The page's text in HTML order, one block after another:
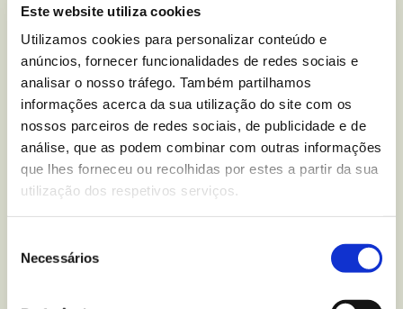
Este website utiliza cookies
Utilizamos cookies para personalizar conteúdo e
anúncios, fornecer funcionalidades de redes sociais e
analisar o nosso tráfego. Também partilhamos
informações acerca da sua utilização do site com os
nossos parceiros de redes sociais, de publicidade e de
análise, que as podem combinar com outras informações
que lhes forneceu ou recolhidas por estes a partir da sua
utilização dos respetivos serviços.
Necessários
and bots. This is
beneficial for the
website, in order to
make valid reports
on the use of their
website.
CookieCo
nsent
Cookiebot
Stores the user's
cookie consent
1 ano
elementor
Persis